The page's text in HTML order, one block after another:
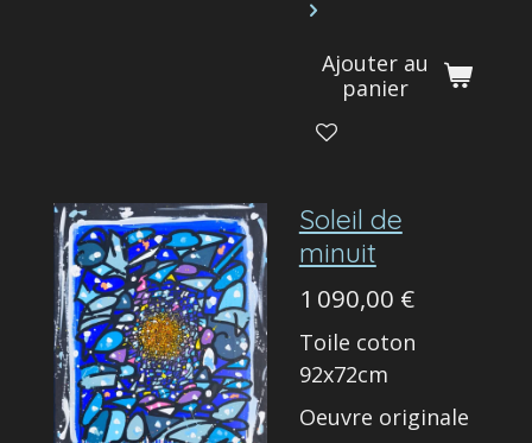
Ajouter au
panier
Soleil de
minuit
1 090,00 €
Toile coton
92x72cm
Oeuvre originale